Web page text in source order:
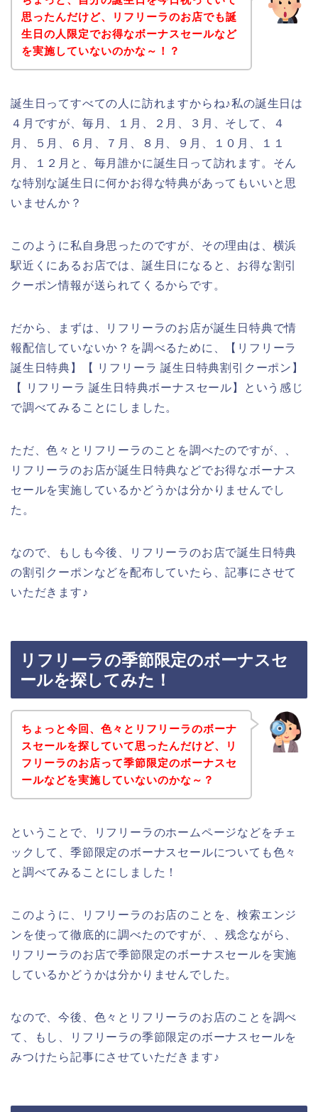
思ったんだけど、リフリーラのお店でも誕
生日の人限定でお得なボーナスセールなど
を実施していないのかな～！？
誕生日ってすべての人に訪れますからね♪私の誕生日は
４月ですが、毎月、１月、２月、３月、そして、４
月、５月、６月、７月、８月、９月、１０月、１１
月、１２月と、毎月誰かに誕生日って訪れます。そん
な特別な誕生日に何かお得な特典があってもいいと思
いませんか？
このように私自身思ったのですが、その理由は、横浜
駅近くにあるお店では、誕生日になると、お得な割引
クーポン情報が送られてくるからです。
だから、まずは、リフリーラのお店が誕生日特典で情
報配信していないか？を調べるために、【リフリーラ
誕生日特典】【 リフリーラ 誕生日特典割引クーポン】
【 リフリーラ 誕生日特典ボーナスセール】という感じ
で調べてみることにしました。
ただ、色々とリフリーラのことを調べたのですが、、
リフリーラのお店が誕生日特典などでお得なボーナス
セールを実施しているかどうかは分かりませんでし
た。
なので、もしも今後、リフリーラのお店で誕生日特典
の割引クーポンなどを配布していたら、記事にさせて
いただきます♪
リフリーラの季節限定のボーナスセ
ールを探してみた！
ちょっと今回、色々とリフリーラのボーナ
スセールを探していて思ったんだけど、リ
フリーラのお店って季節限定のボーナスセ
ールなどを実施していないのかな～？
ということで、リフリーラのホームページなどをチェ
ックして、季節限定のボーナスセールについても色々
と調べてみることにしました！
このように、リフリーラのお店のことを、検索エンジ
ンを使って徹底的に調べたのですが、、残念ながら、
リフリーラのお店で季節限定のボーナスセールを実施
しているかどうかは分かりませんでした。
なので、今後、色々とリフリーラのお店のことを調べ
て、もし、リフリーラの季節限定のボーナスセールを
みつけたら記事にさせていただきます♪